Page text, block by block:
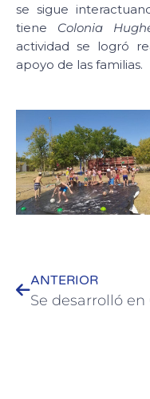
se sigue
tiene Colonia
actividad se logró
apoyo de las familias.
ANTERIOR